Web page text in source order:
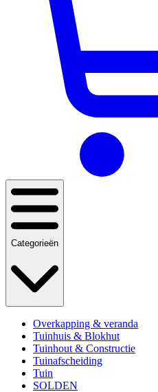
Categorieën
Overkapping & veranda
Tuinhuis & Blokhut
Tuinhout & Constructie
Tuinafscheiding
Tuin
SOLDEN